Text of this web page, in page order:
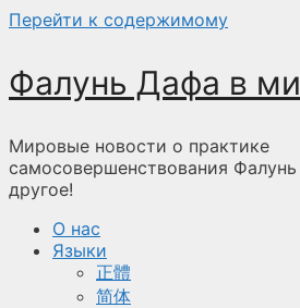
Перейти к содержимому
Фалунь Дафа в
Мировые новости о практике
самосовершенствования
другое!
О нас
Языки
正體
简体